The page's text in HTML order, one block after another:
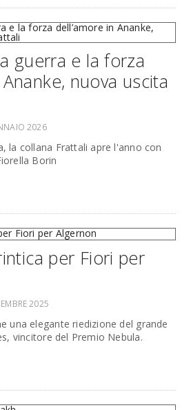
guerra e la forza
nuova uscita
2026
la collana Frattali apre l'anno con
Borin
per Fiori per
2025
una elegante riedizione del grande
vincitore del Premio Nebula.